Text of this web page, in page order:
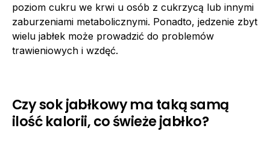
poziom cukru we krwi u osób z cukrzycą lub innymi
zaburzeniami metabolicznymi. Ponadto, jedzenie zbyt
wielu jabłek może prowadzić do problemów
trawieniowych i wzdęć.
Czy sok jabłkowy ma taką samą
ilość kalorii, co świeże jabłko?